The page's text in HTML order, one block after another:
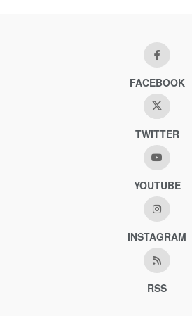
FACEBOOK
TWITTER
YOUTUBE
INSTAGRAM
RSS